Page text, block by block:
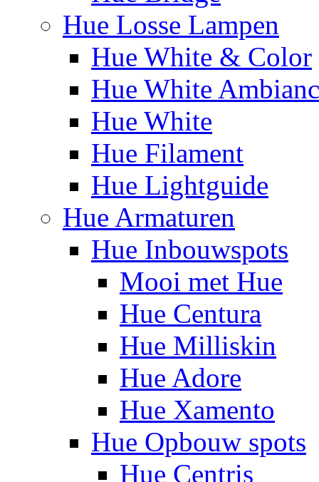
Hue Losse Lampen
Hue White & Color
Hue White
Hue White
Hue Filament
Hue Lightguide
Hue Armaturen
Hue Inbouwspots
Mooi met Hue
Hue Centura
Hue Milliskin
Hue Adore
Hue Xamento
Hue Opbouw spots
Hue Centris